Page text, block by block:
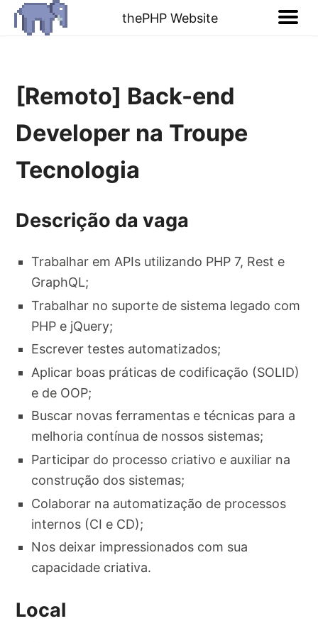
thePHP Website
[Remoto] Back-end
Developer na Troupe
Tecnologia
Descrição da vaga
Trabalhar em APIs utilizando PHP 7, Rest e
GraphQL;
Trabalhar no suporte de sistema legado com
PHP e jQuery;
Escrever testes automatizados;
Aplicar boas práticas de codificação (SOLID)
e de OOP;
Buscar novas ferramentas e técnicas para a
melhoria contínua de nossos sistemas;
Participar do processo criativo e auxiliar na
construção dos sistemas;
Colaborar na automatização de processos
internos (CI e CD);
Nos deixar impressionados com sua
capacidade criativa.
Local